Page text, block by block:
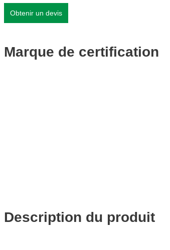
Obtenir un devis
Marque de certification
Description du produit